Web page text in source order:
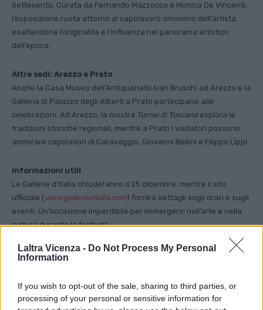
Laltra Vicenza - Do Not Process My Personal
Information
If you wish to opt-out of the sale, sharing to third parties, or
processing of your personal or sensitive information for
Settecento. Curata da Fernando Mazzocca e Monica De Vincenti,
l’esposizione ruota attorno al capolavoro omonimo dell’artista,
esaltandone l’originalità e l’influenza nel panorama artistico
dell’epoca.
Altre sedi: Arezzo e Prato
Anche la Casa Museo dell’Antiquariato Ivan Bruschi ad Arezzo e la
Galleria di Palazzo degli Alberti a Prato partecipano alle
celebrazioni. Ad Arezzo, la mostra Tornei di Toscana esplora le
tradizioni storiche regionali, mentre a Prato i visitatori possono
ammirare capolavori di Caravaggio, Giovanni Bellini e Filippo Lippi.
Informazioni utili
Le Gallerie d’Italia chiuderanno il 25 dicembre, mentre il sito
ufficiale ( www.gallerieditalia.com) fornirà dettagli sugli orari e sugli
eventi. Un’occasione imperdibile per immergersi nell’arte e nella
cultura durante le festività.
TAGS Gallerie d'Italia